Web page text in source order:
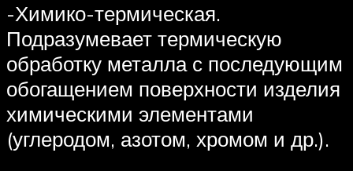
-Химико-термическая.
Подразумевает термическую
обработку металла с последующим
обогащением поверхности изделия
химическими элементами
(углеродом, азотом, хромом и др.).